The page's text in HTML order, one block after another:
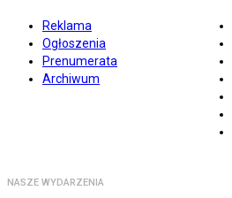
Reklama
Ogłoszenia
Prenumerata
Archiwum
NASZE WYDARZENIA